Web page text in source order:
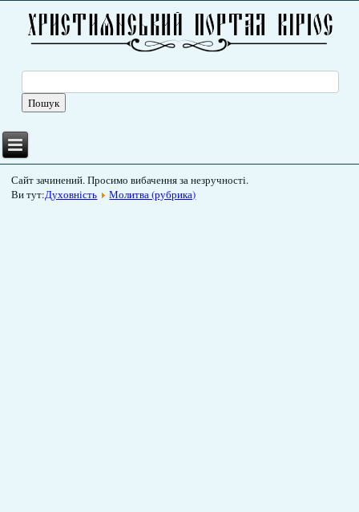
Сайт зачинений. Просимо вибачення за незручності.
Ви тут:Духовність Молитва (рубрика)